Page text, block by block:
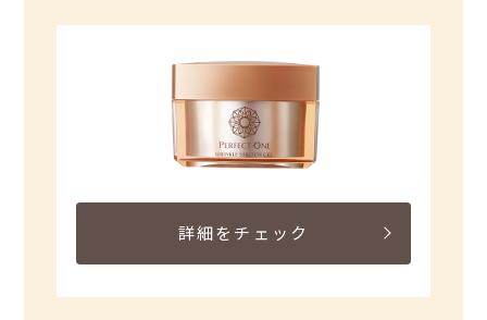
詳細をチェック